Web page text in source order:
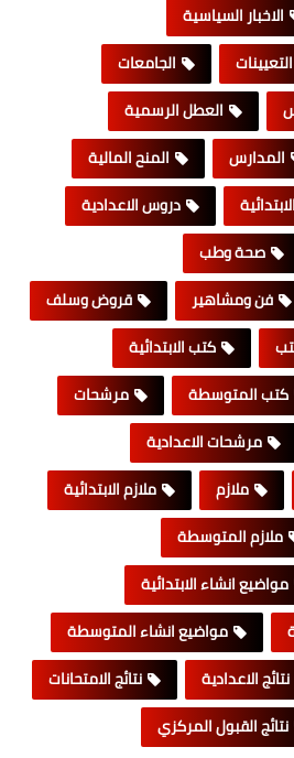
الاخبار السياسية
التعيينات
الجامعات
العطل الرسمية
المدارس
المنح المالية
دروس الاعدادية
صحة وطب
فن ومشاهير
قروض وسلف
كتب الابتدائية
كتب المتوسطة
مرشحات
مرشحات الاعدادية
ملازم
ملازم الابتدائية
ملازم المتوسطة
مواضيع انشاء الابتدائية
مواضيع انشاء المتوسطة
نتائج الاعدادية
نتائج الامتحانات
نتائج القبول المركزي